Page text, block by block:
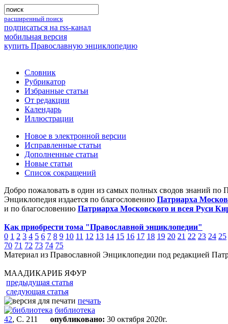
расширенный поиск
подписаться на rss-канал
мобильная версия
купить Православную энциклопедию
Словник
Рубрикатор
Избранные статьи
От редакции
Календарь
Иллюстрации
Новое в электронной версии
Исправленные статьи
Дополненные статьи
Новые статьи
Список сокращений
Добро пожаловать в один из самых полных сводов знаний по
Энциклопедия издается по благословению Патриарха
и по благословению Патриарха Московского и всея Руси
Как приобрести тома "Православной энциклопедии"
0 1 2 3 4 5 6 7 8 9 10 11 12 13 14 15 16 17 18 19 20 21 22 23 24 25
70 71 72 73 74 75
Материал из Православной Энциклопедии под редакцией
МААДИКАРИБ ЯФУР
предыдущая статья
следующая статья
печать
библиотека
42, С. 211 опубликовано: 30 октября 2020г.